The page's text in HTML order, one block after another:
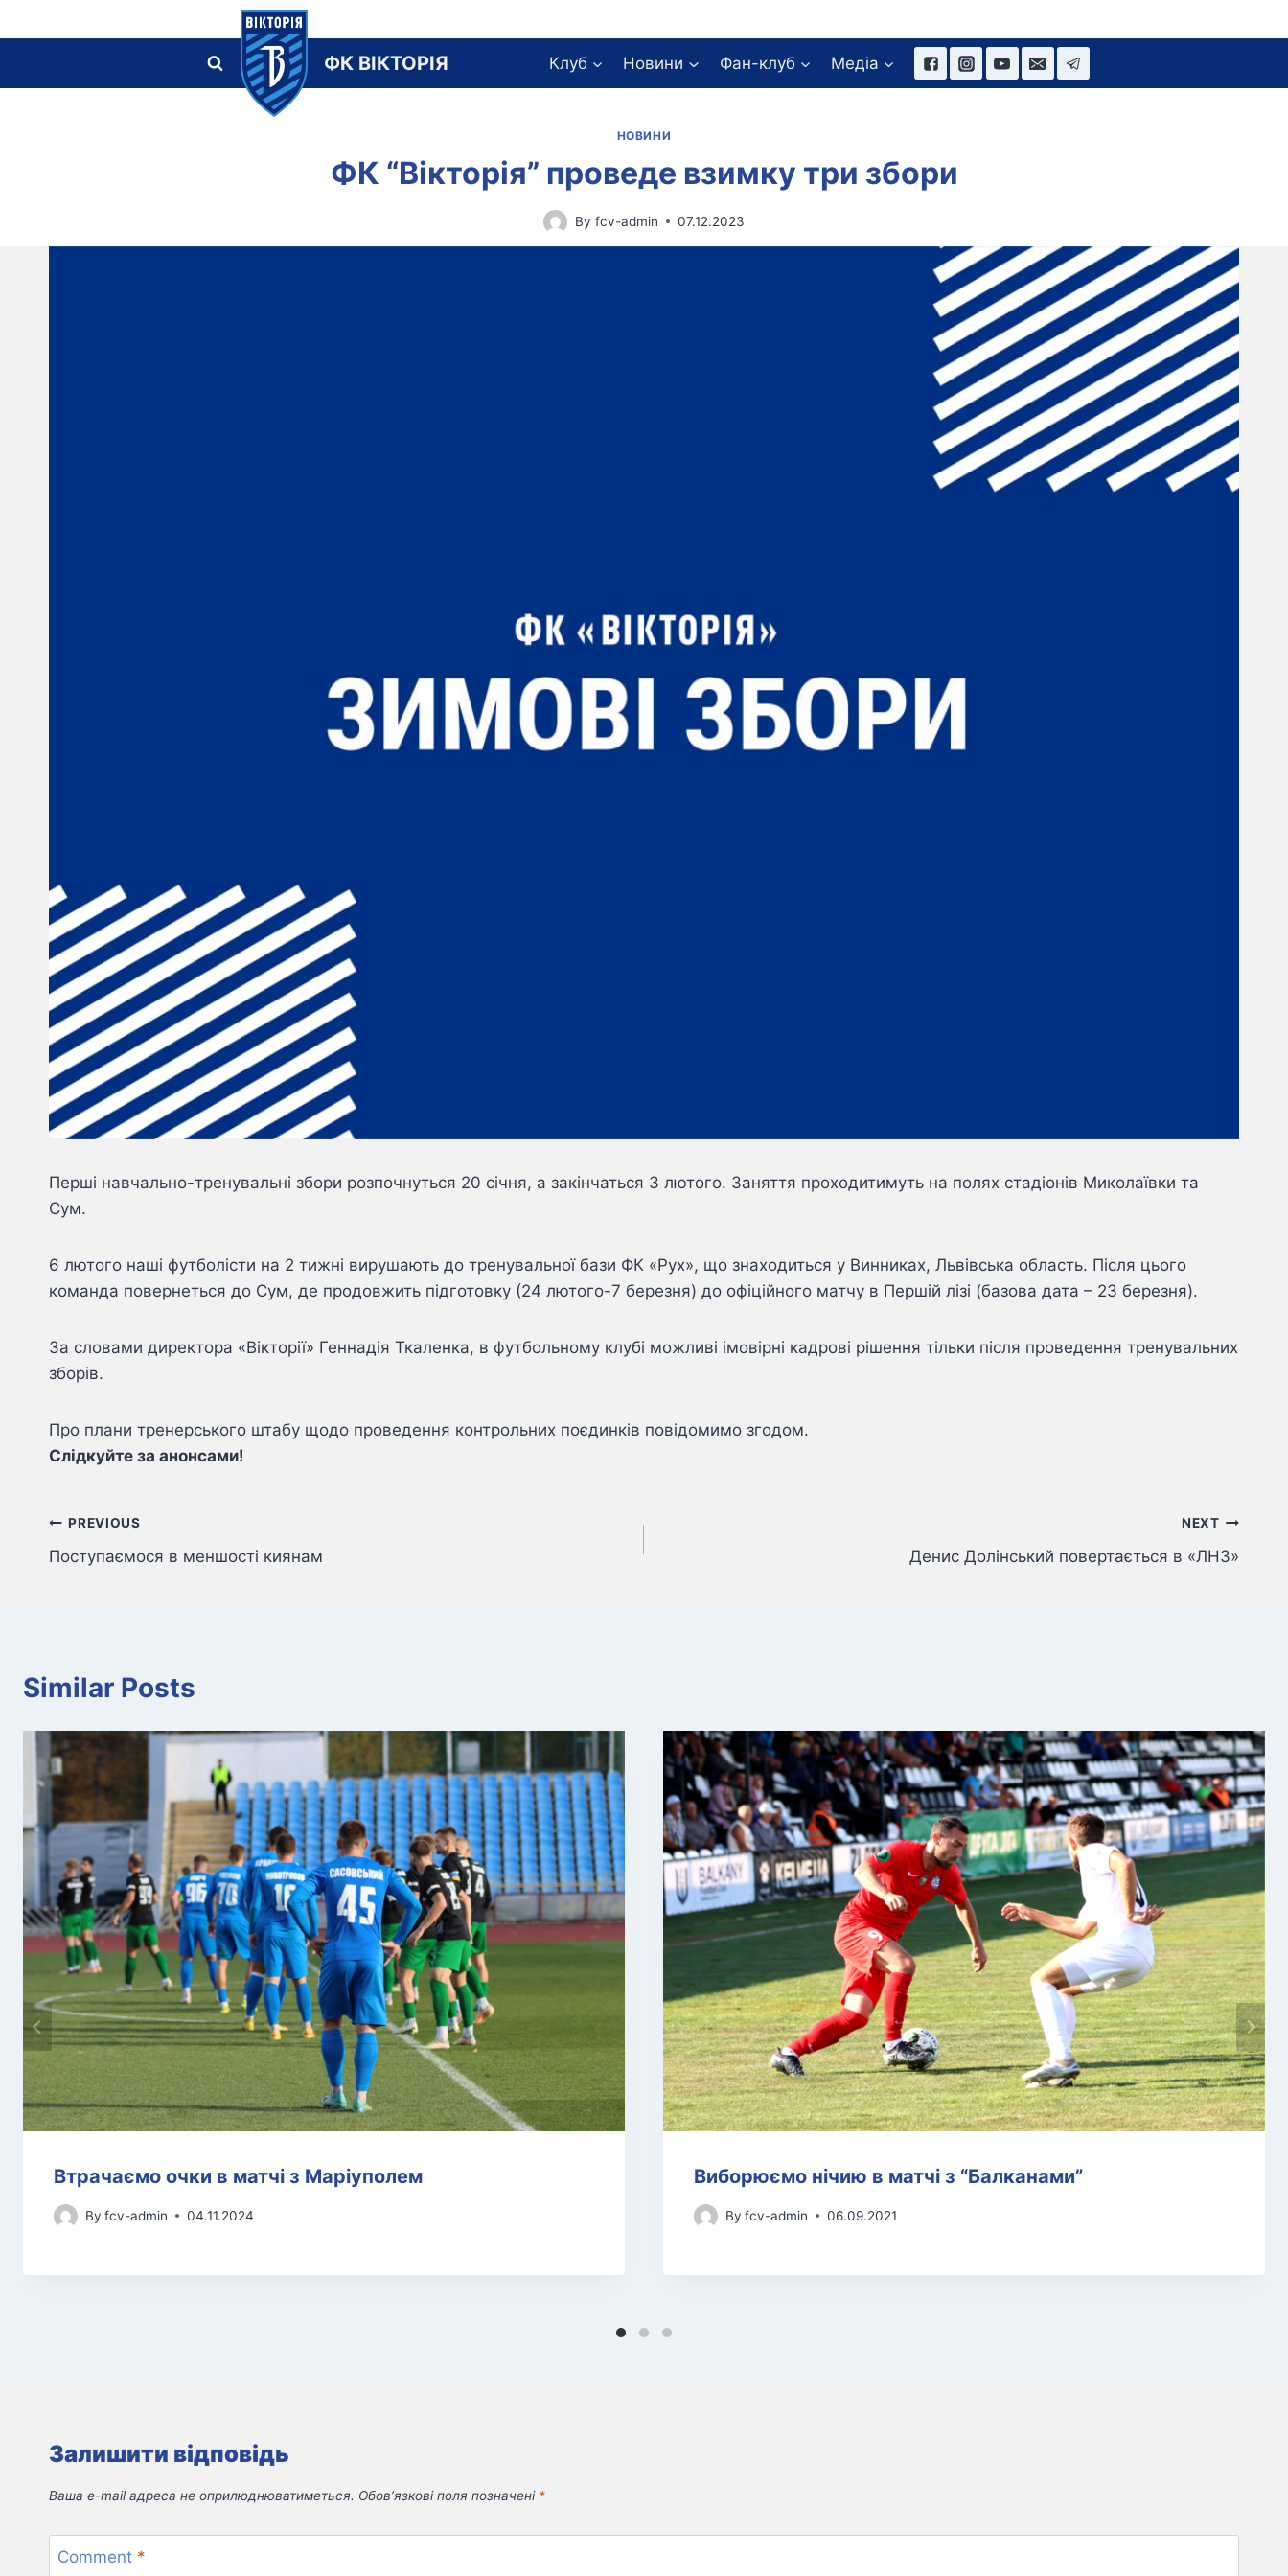
to
ФК ВІКТОРІЯ Клуб Новини Фан-клуб Медіа
НОВИНИ
ФК “Вікторія” проведе взимку три збори
By fcv-admin 07.12.2023
Перші навчально-тренувальні збори розпочнуться 20 січня, а закінчаться 3 лютого. Заняття проходитимуть на полях стадіонів Миколаївки та
Сум.
6 лютого наші футболісти на 2 тижні вирушають до тренувальної бази ФК «Рух», що знаходиться у Винниках, Львівська область. Після цього
команда повернеться до Сум, де продовжить підготовку (24 лютого-7 березня) до офіційного матчу в Першій лізі (базова дата – 23 березня).
За словами директора «Вікторії» Геннадія Ткаленка, в футбольному клубі можливі імовірні кадрові рішення тільки після проведення тренувальних
зборів.
Про плани тренерського штабу щодо проведення контрольних поєдинків повідомимо згодом.
Слідкуйте за анонсами!
Навігація
записів
PREVIOUS
Поступаємося в меншості киянам
NEXT
Денис Долінський повертається в «ЛНЗ»
Similar Posts
Втрачаємо очки в матчі з Маріуполем
By fcv-admin 04.11.2024
Виборюємо нічию в матчі з “Балканами”
By fcv-admin 06.09.2021
Залишити відповідь
Ваша e-mail адреса не оприлюднюватиметься. Обов’язкові поля позначені *
Comment *